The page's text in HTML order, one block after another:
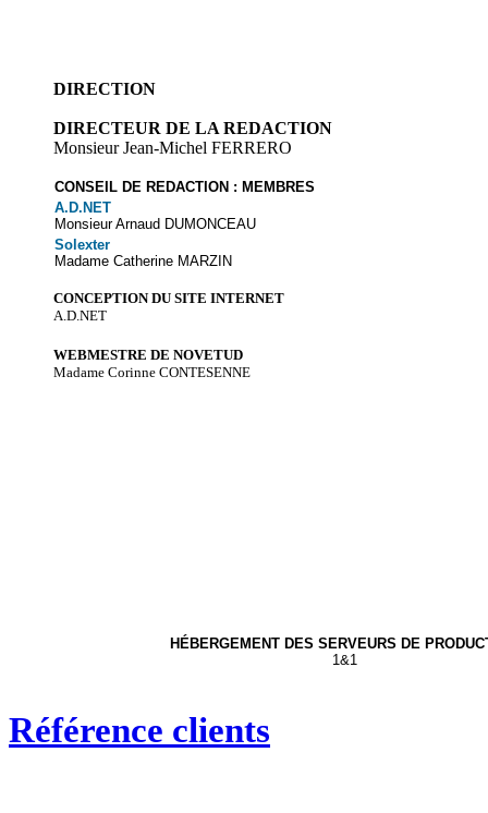
DIRECTION
DIRECTEUR DE LA REDACTION
Monsieur Jean-Michel FERRERO
CONSEIL DE REDACTION : MEMBRES
A.D.NET
Monsieur Arnaud DUMONCEAU
Solexter
Madame Catherine MARZIN
CONCEPTION DU SITE INTERNET
A.D.NET
WEBMESTRE DE NOVETUD
Madame Corinne CONTESENNE
HÉBERGEMENT DES SERVEURS DE
1&1
Référence clients